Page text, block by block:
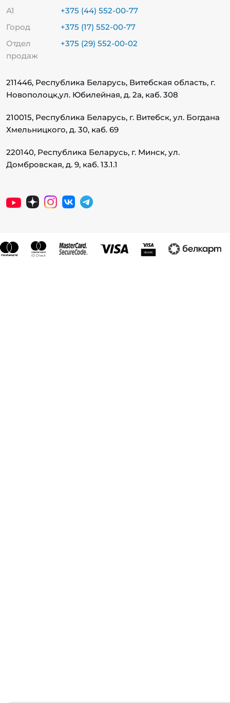
А1
+375 (44) 552-00-77
Город
+375 (17) 552-00-77
Отдел
продаж
+375 (29) 552-00-02
211446, Республика Беларусь, Витебская область, г.
Новополоцк,ул. Юбилейная, д. 2а, каб. 308
210015, Республика Беларусь, г. Витебск, ул. Богдана
Хмельницкого, д. 30, каб. 69
220140, Республика Беларусь, г. Минск, ул.
Домбровская, д. 9, каб. 13.1.1